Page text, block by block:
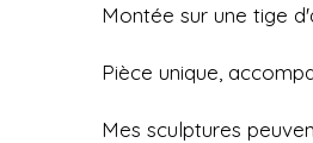
Montée sur une tige
Pièce unique,
Mes sculptures